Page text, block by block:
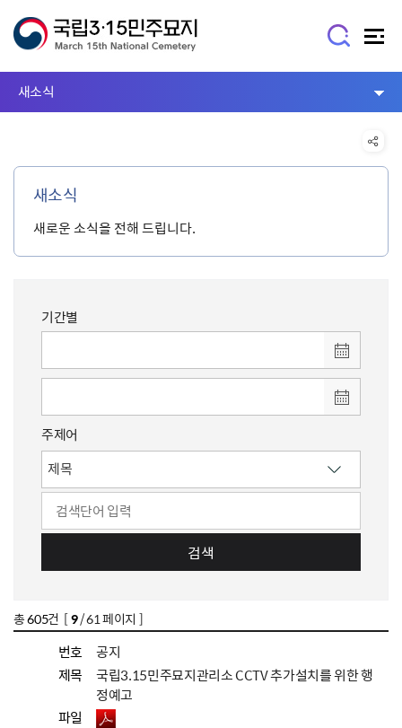
새소식
새소식
새로운 소식을 전해 드립니다.
기간별
주제어
검색
총605건 [9/ 61 페이지 ]
번호
공지
제목
국립3.15민주묘지관리소 CCTV 추가설치를 위한 행
정예고
파일